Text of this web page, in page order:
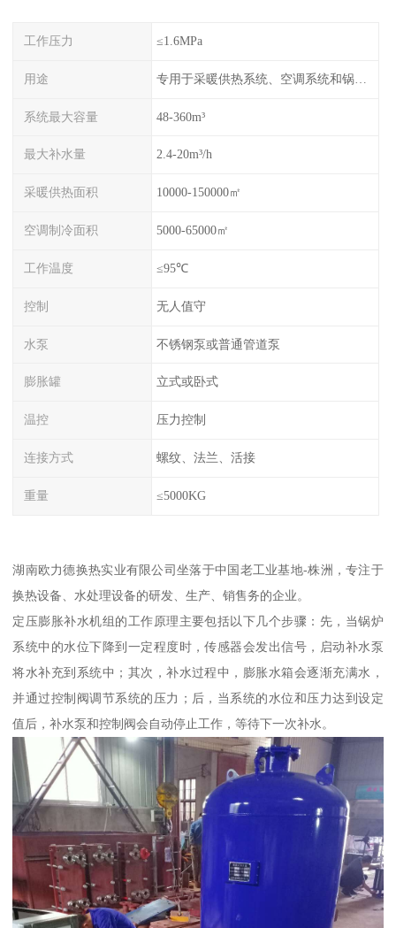
工作压力 ≤1.6MPa
用途 专用于采暖供热系统、空调系统和锅炉的稳压补水
系统最大容量 48-360m³
最大补水量 2.4-20m³/h
采暖供热面积 10000-150000㎡
空调制冷面积 5000-65000㎡
工作温度 ≤95℃
控制 无人值守
水泵 不锈钢泵或普通管道泵
膨胀罐 立式或卧式
温控 压力控制
连接方式 螺纹、法兰、活接
重量 ≤5000KG
湖南欧力德换热实业有限公司坐落于中国老工业基地-株洲，专注于
换热设备、水处理设备的研发、生产、销售务的企业。
定压膨胀补水机组的工作原理主要包括以下几个步骤：先，当锅炉
系统中的水位下降到一定程度时，传感器会发出信号，启动补水泵
将水补充到系统中；其次，补水过程中，膨胀水箱会逐渐充满水，
并通过控制阀调节系统的压力；后，当系统的水位和压力达到设定
值后，补水泵和控制阀会自动停止工作，等待下一次补水。